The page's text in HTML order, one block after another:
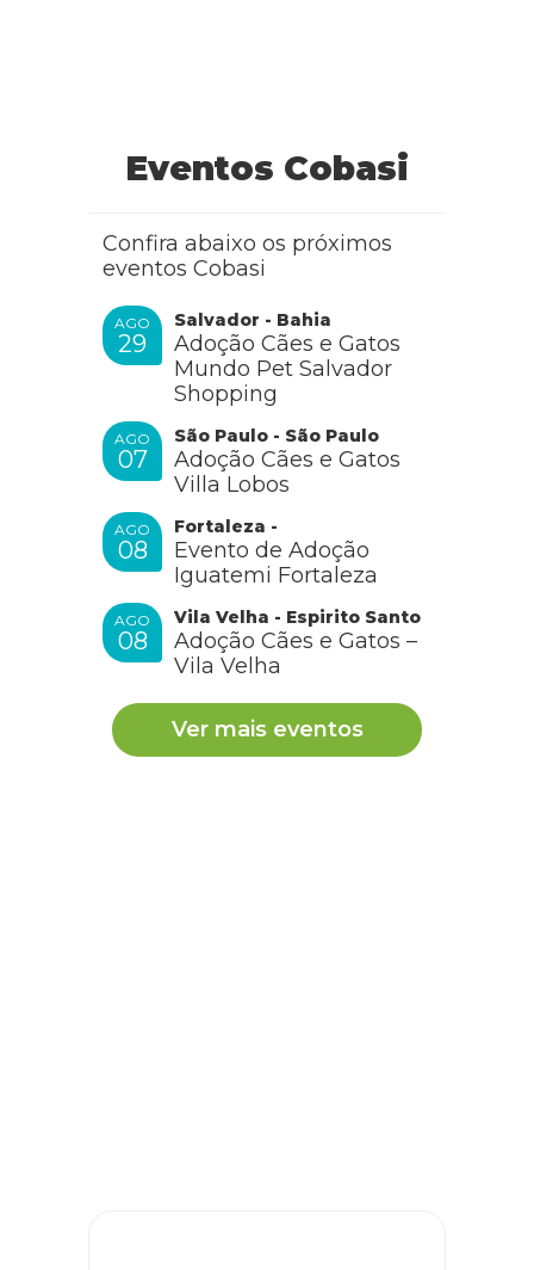
Eventos Cobasi
Confira abaixo os próximos
eventos Cobasi
AGO
29
Salvador - Bahia
Adoção Cães e Gatos
Mundo Pet Salvador
Shopping
AGO
07
São Paulo - São Paulo
Adoção Cães e Gatos
Villa Lobos
AGO
08
Fortaleza -
Evento de Adoção
Iguatemi Fortaleza
AGO
08
Vila Velha - Espirito Santo
Adoção Cães e Gatos –
Vila Velha
Ver mais eventos